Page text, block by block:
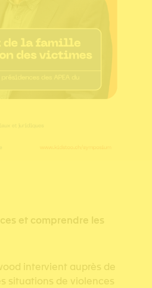
et comprendre les
intervient auprès de
situations de violences